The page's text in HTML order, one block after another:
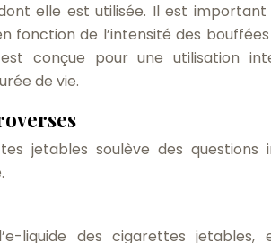
elle est utilisée. Il est
fonction de l’intensité des
conçue pour une utilisation
de vie.
jetables soulève des
liquide des cigarettes jetables,